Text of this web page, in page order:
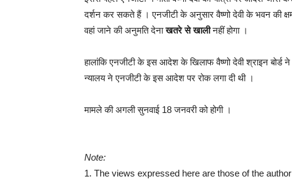
दर्शन कर सकते हैं । एनजीटी के अनुसार वैष्णो देवी के भवन की
वहां जाने की अनुमति देनाखतरे से खालीनहीं होगा ।
हालांकि एनजीटी के इस आदेश के खिलाफ वैष्णो देवी श्राइन बोर्ड ने
न्यालय ने एनजीटी के इस आदेश पर रोक लगा दी थी ।
मामले की अगली सुनवाई 18 जनवरी को होगी ।
Note:
1. The views expressed here are those of the